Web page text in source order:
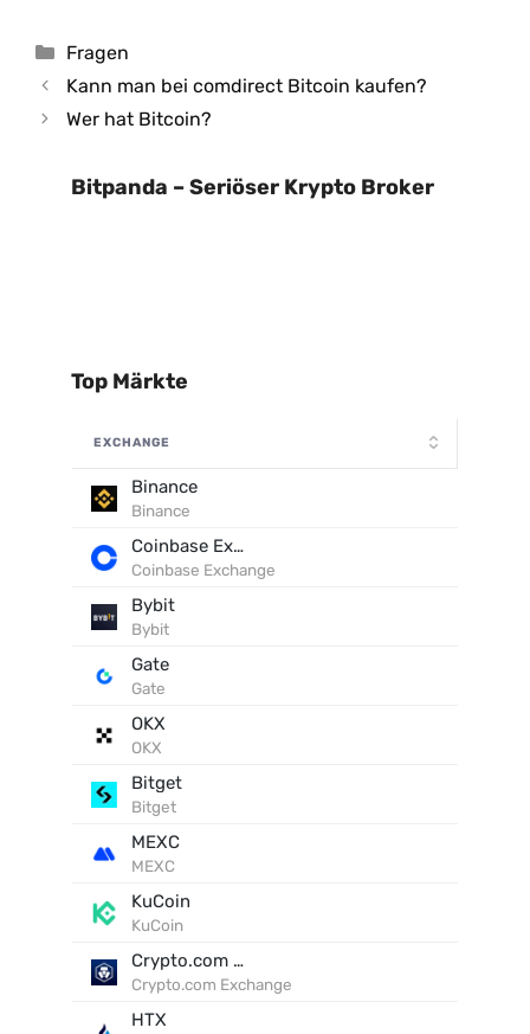
Kategorien
Fragen
Kann man bei comdirect Bitcoin kaufen?
Wer hat Bitcoin?
Bitpanda – Seriöser Krypto Broker
Top Märkte
EXCHANGE
Binance
Binance
Coinbase Exchange
Coinbase Exchange
Bybit
Bybit
Gate
Gate
OKX
OKX
Bitget
Bitget
MEXC
MEXC
KuCoin
KuCoin
Crypto.com Exchange
Crypto.com Exchange
HTX